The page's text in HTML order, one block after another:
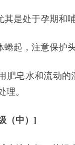
是处于孕期和
起，注意保护头
肥皂水和流动
理。
（中）]